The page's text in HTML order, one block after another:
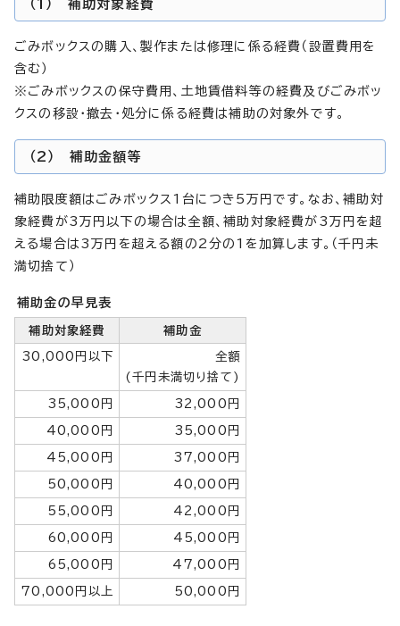
（1） 補助対象経費
ごみボックスの購入、製作または修理に係る経費（設置費用を
含む）
※ごみボックスの保守費用、土地賃借料等の経費及びごみボッ
クスの移設・撤去・処分に係る経費は補助の対象外です。
（2） 補助金額等
補助限度額はごみボックス1台につき5万円です。なお、補助対
象経費が3万円以下の場合は全額、補助対象経費が3万円を超
える場合は3万円を超える額の2分の1を加算します。（千円未
満切捨て）
補助金の早見表
補助対象経費 補助金
30,000円以下
全額
(千円未満切り捨て)
35,000円 32,000円
40,000円 35,000円
45,000円 37,000円
50,000円 40,000円
55,000円 42,000円
60,000円 45,000円
65,000円 47,000円
70,000円以上 50,000円